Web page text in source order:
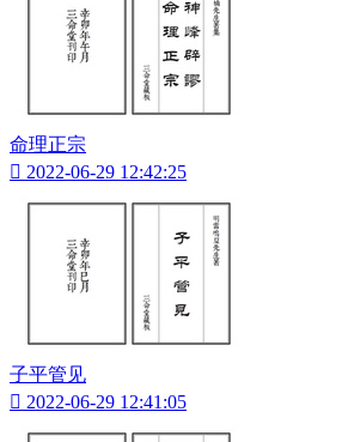
命理正宗
 2022-06-29 12:42:25
子平管见
 2022-06-29 12:41:05